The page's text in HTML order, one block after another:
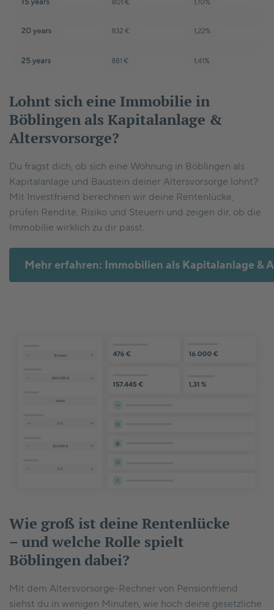
Lohnt sich eine Immobilie in
Böblingen als Kapitalanlage &
Altersvorsorge?
Du fragst dich, ob sich eine Wohnung in Böblingen als
Kapitalanlage und Baustein deiner Altersvorsorge lohnt?
Mit Investfriend berechnen wir deine Rentenlücke,
prüfen Rendite, Risiko und Steuern und zeigen dir, ob die
Immobilie wirklich zu dir passt.
Mehr erfahren: Immobilien als Kapitalanlage &
Wie groß ist deine Rentenlücke
– und welche Rolle spielt
Böblingen dabei?
Mit dem Altersvorsorge-Rechner von Pensionfriend
siehst du in wenigen Minuten, wie hoch deine gesetzliche